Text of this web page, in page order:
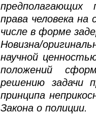
предполагающих
права человека
числе в форме
Новизна/
научной
положений
решению задачи
принципа
Закона о полиции.